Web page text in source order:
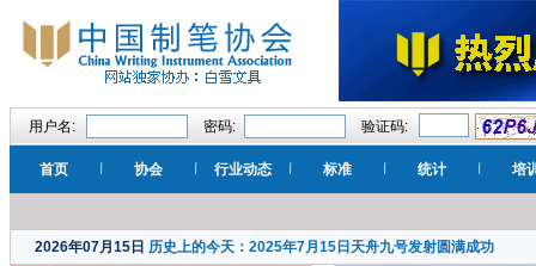
用户名: 密码: 验证码:
首页 协会 行业动态 标准 统计 培
2026年07月15日 历史上的今天：2025年7月15日天舟九号发射圆满成功